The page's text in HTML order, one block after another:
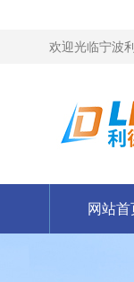
欢迎光临宁波
网站首